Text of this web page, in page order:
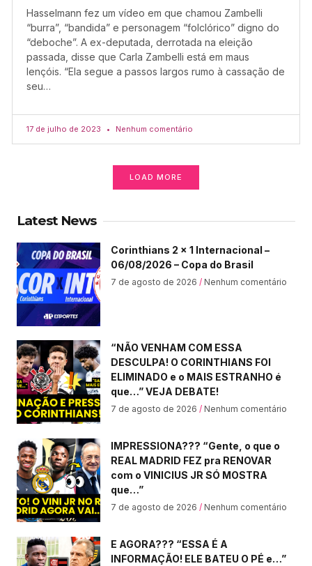
Hasselmann fez um vídeo em que chamou Zambelli
“burra”, “bandida” e personagem “folclórico” digno do
“deboche”. A ex-deputada, derrotada na eleição
passada, disse que Carla Zambelli está em maus
lençóis. “Ela segue a passos largos rumo à cassação de
seu…
17 de julho de 2023 Nenhum comentário
LOAD MORE
Latest News
Corinthians 2 x 1 Internacional –
06/08/2026 – Copa do Brasil
7 de agosto de 2026 Nenhum comentário
“NÃO VENHAM COM ESSA
DESCULPA! O CORINTHIANS FOI
ELIMINADO e o MAIS ESTRANHO é
que…” VEJA DEBATE!
7 de agosto de 2026 Nenhum comentário
IMPRESSIONA??? “Gente, o que o
REAL MADRID FEZ pra RENOVAR
com o VINICIUS JR SÓ MOSTRA
que…”
7 de agosto de 2026 Nenhum comentário
E AGORA??? “ESSA É A
INFORMAÇÃO! ELE BATEU O PÉ e…”